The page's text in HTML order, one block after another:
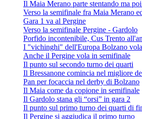
Il Maia Merano parte stentando ma
Verso la semifinale fra Maia Merano
Gara 1 va al Pergine
Verso la semifinale Pergine - Gardolo
Porfido incontenibile, Cus Trento
I "vichinghi" dell'Europa Bolzano
Anche il Pergine vola in semifinale
Il punto sul secondo turno dei quarti
Il Bressanone comincia nel migliore
Pan per focaccia nel derby di Bolzano
Il Maia come da copione in semifinale
Il Gardolo stana gli “orsi” in gara 2
Il punto sul primo turno dei quarti di
Il Pergine si aggiudica il primo turno